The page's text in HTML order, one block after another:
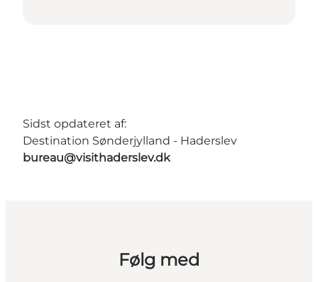
Sidst opdateret af:
Destination Sønderjylland - Haderslev
bureau@visithaderslev.dk
Følg med